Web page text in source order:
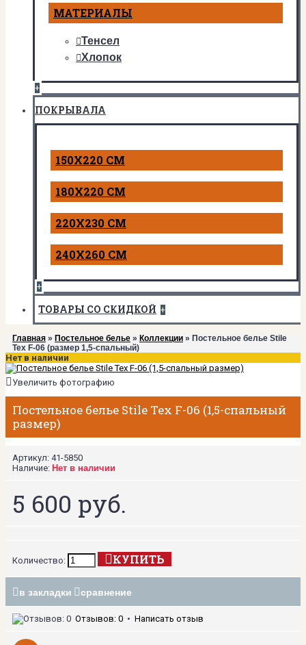
МАТЕРИАЛЫ
Тенсел
Хлопок
+
ПОКРЫВАЛА
150Х220 СМ
180Х220 СМ
220Х230 СМ
240Х260 СМ
+
ТОВАРЫ СО СКИДКОЙ +
Главная » Постельное белье » Коллекции » Постельное белье Stile
Tex F-06 (размер 1,5-спальный)
Нет в наличии
Увеличить фотографию
Постельное белье Stile Tex F-06 (1,5-спальный
размер)
Артикул: 41-5850
Наличие: Нет в наличии
5 600 руб.
Количество: КУПИТЬ
в закладки сравнение
Отзывов: 0 • Написать отзыв